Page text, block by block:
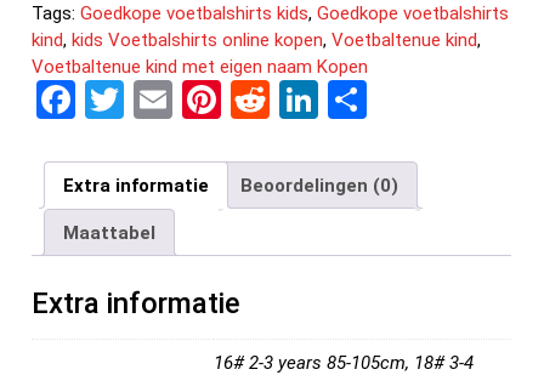
Tags:Goedkope voetbalshirts kids,Goedkope voetbalshirts
kind, kids Voetbalshirts online kopen,Voetbaltenue kind,
Voetbaltenue kind met eigen naam Kopen
F
ce
b
o
o
k
T
tt
er
E
ail
Pi
er
es
t
R
d
di
t
Li
ke
dI
n
e
n
Extra informatie Beoordelingen (0)
Maattabel
Extra informatie
16# 2-3 years 85-105cm, 18# 3-4